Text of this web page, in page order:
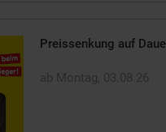
Preissenkung auf